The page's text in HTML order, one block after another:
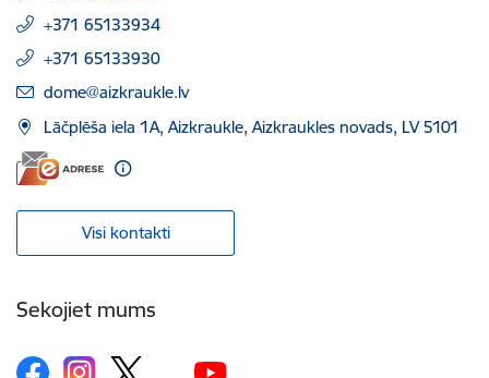
+371 65133934
+371 65133930
E-pasts:
dome@aizkraukle.lv
Lāčplēša iela 1A, Aizkraukle, Aizkraukles novads, LV 5101
Visi kontakti
Sekojiet mums